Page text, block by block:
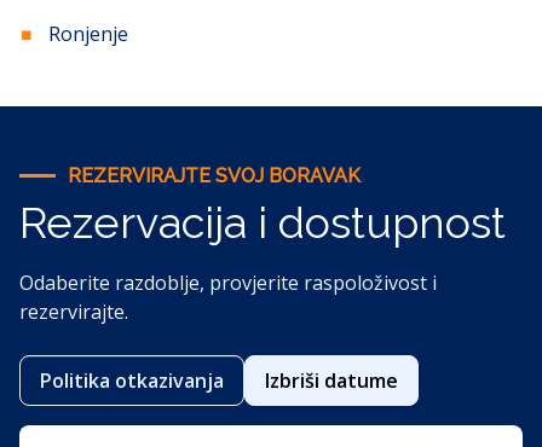
Ronjenje
REZERVIRAJTE SVOJ BORAVAK
Rezervacija i dostupnost
Odaberite razdoblje, provjerite raspoloživost i
rezervirajte.
Politika otkazivanja Izbriši datume